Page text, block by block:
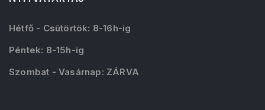
Hétfő - Csütörtök: 8-16h-ig
Péntek: 8-15h-ig
Szombat - Vasárnap: ZÁRVA